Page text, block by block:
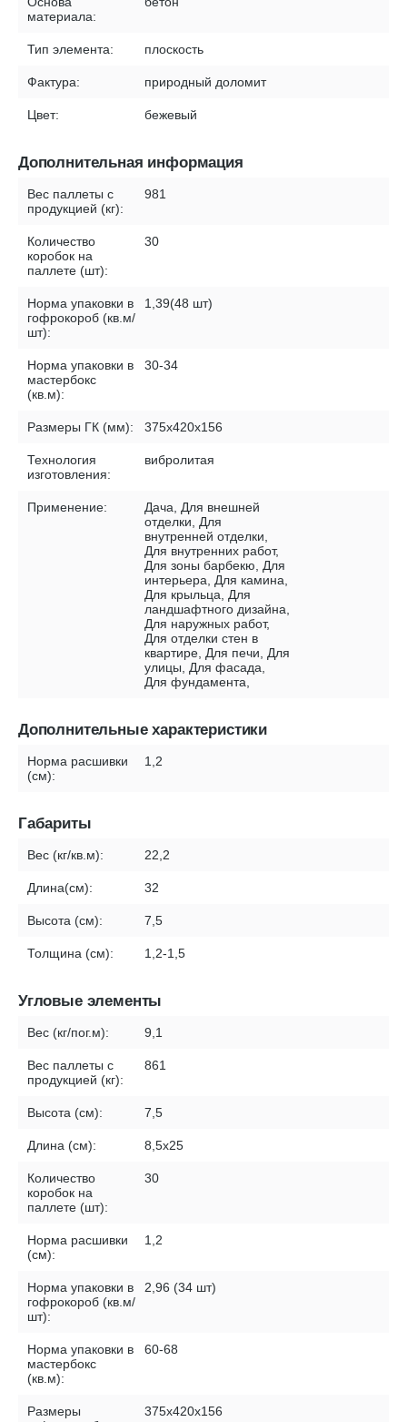
материала:
Тип элемента: плоскость
Фактура: природный доломит
Цвет: бежевый
Дополнительная информация
Вес паллеты с
продукцией (кг):
981
Количество
коробок на
паллете (шт):
30
Норма упаковки в
гофрокороб (кв.м/
шт):
1,39(48 шт)
Норма упаковки в
мастербокс
(кв.м):
30-34
Размеры ГК (мм): 375х420х156
Технология
изготовления:
вибролитая
Применение:
Дача, Для внешней
отделки, Для
внутренней отделки,
Для внутренних работ,
Для зоны барбекю, Для
интерьера, Для камина,
Для крыльца, Для
ландшафтного дизайна,
Для наружных работ,
Для отделки стен в
квартире, Для печи, Для
улицы, Для фасада,
Для фундамента,
Дополнительные характеристики
Норма расшивки
(см):
1,2
Габариты
Вес (кг/кв.м): 22,2
Длина(см): 32
Высота (см): 7,5
Толщина (см): 1,2-1,5
Угловые элементы
Вес (кг/пог.м): 9,1
Вес паллеты с
продукцией (кг):
861
Высота (см): 7,5
Длина (см): 8,5х25
Количество
коробок на
паллете (шт):
30
Норма расшивки
(см):
1,2
Норма упаковки в
гофрокороб (кв.м/
шт):
2,96 (34 шт)
Норма упаковки в
мастербокс
(кв.м):
60-68
Размеры
375х420х156